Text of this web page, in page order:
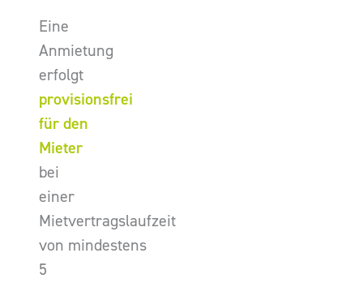
Eine
Anmietung
erfolgt
provisionsfrei
für den
Mieter
bei
einer
Mietvertragslaufzeit
von mindestens
5